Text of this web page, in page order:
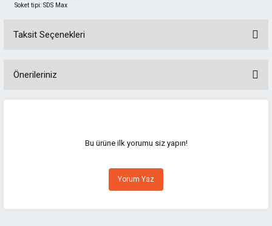
Soket tipi: SDS Max
Taksit Seçenekleri
Önerileriniz
Görüş ve önerileriniz için teşekkür ederiz.
Ürün resmi kalitesiz, bozuk veya görüntülenemiyor.
Ürün açıklamasında eksik bilgiler bulunuyor.
Bu ürüne ilk yorumu siz yapın!
Yorum Yaz